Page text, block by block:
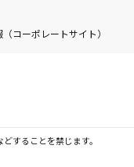
コーポレートサイト）
することを禁じます。